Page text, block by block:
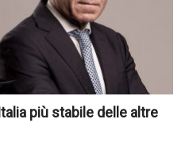
più stabile delle altre